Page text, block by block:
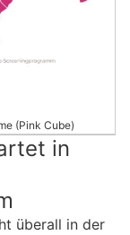
(Pink Cube)
in
überall in der